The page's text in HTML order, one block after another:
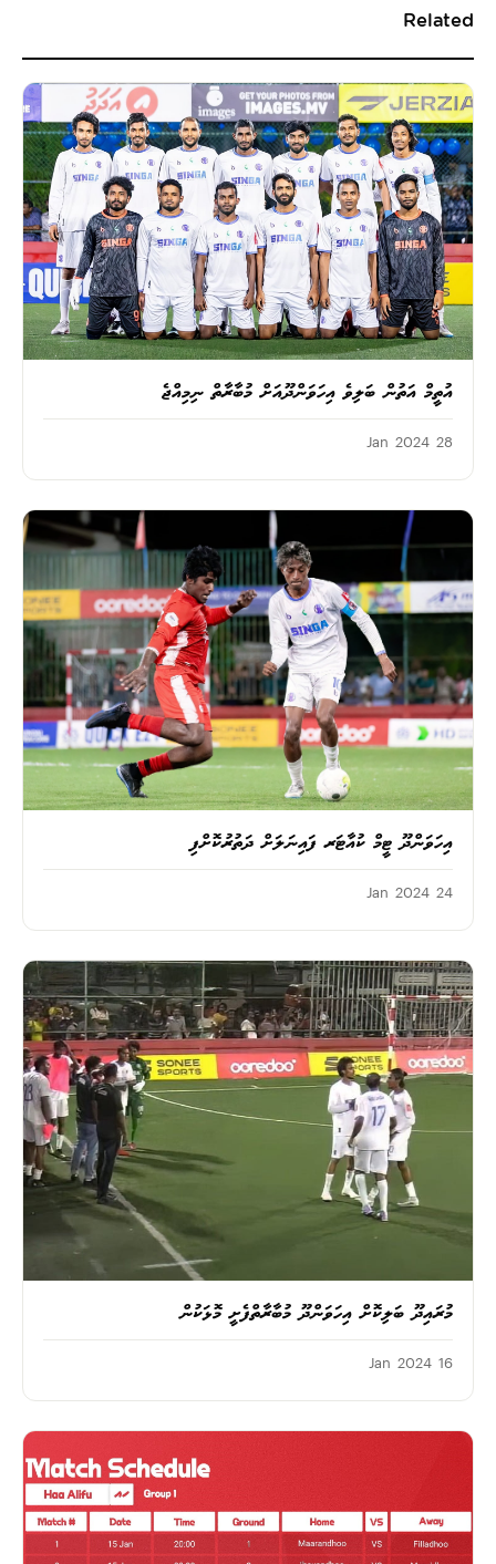
Related
އުތީމް އަތުން ބަލިވެ އިހަވަންދޫއަށް މުބާރާތް ނިމިއްޖެ
28 Jan 2024
އިހަވަންދޫ ޓީމް ކުއާޓަރ ފައިނަލަށް ދަތުރުކޮށްފި
24 Jan 2024
މުރައިދޫ ބަލިކޮށް އިހަވަންދޫ މުބާރާތްފެށީ މޮޅަކުން
16 Jan 2024